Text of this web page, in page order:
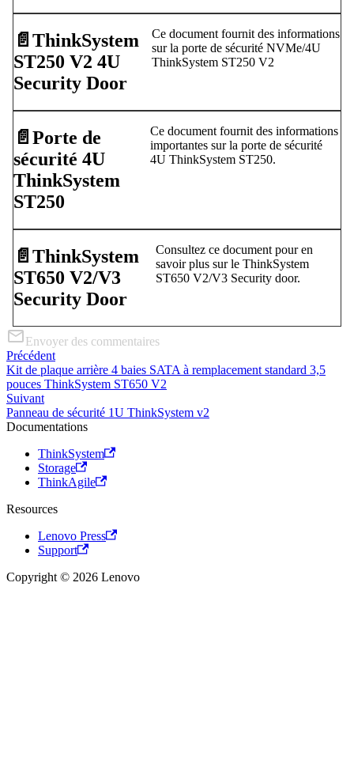
📄️ ThinkSystem
ST250 V2 4U
Security Door
Ce document fournit des informations
sur la porte de sécurité NVMe/4U
ThinkSystem ST250 V2
📄️ Porte de
sécurité 4U
ThinkSystem
ST250
Ce document fournit des informations
importantes sur la porte de sécurité
4U ThinkSystem ST250.
📄️ ThinkSystem
ST650 V2/V3
Security Door
Consultez ce document pour en
savoir plus sur le ThinkSystem
ST650 V2/V3 Security door.
Envoyer des commentaires
Précédent
Kit de plaque arrière 4 baies SATA à remplacement standard 3,5
pouces ThinkSystem ST650 V2
Suivant
Panneau de sécurité 1U ThinkSystem v2
Documentations
ThinkSystem
Storage
ThinkAgile
Resources
Lenovo Press
Support
Copyright © 2026 Lenovo